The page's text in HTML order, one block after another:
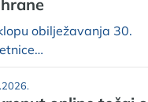
obilježavanja 30.